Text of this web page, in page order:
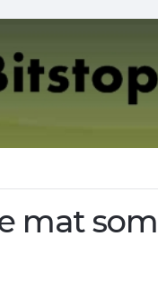
mat som